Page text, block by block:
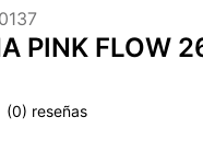
PINK FLOW
(0)